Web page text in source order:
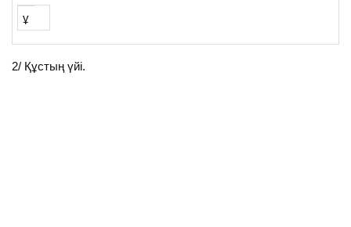
ұ
2/ Құстың үйі.